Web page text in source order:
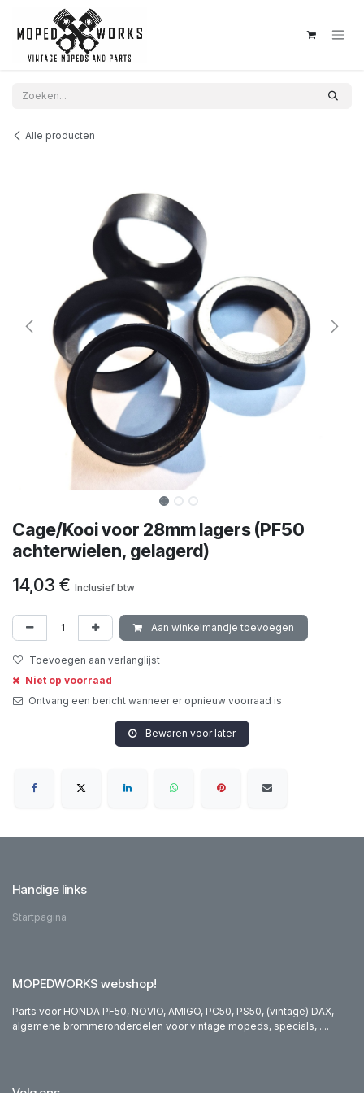
Overslaan naar inhoud
Alle producten
Cage/Kooi voor 28mm lagers (PF50
achterwielen, gelagerd)
14,03 € Inclusief btw
Aan winkelmandje toevoegen
Toevoegen aan verlanglijst
Niet op voorraad
Ontvang een bericht wanneer er opnieuw voorraad is
Bewaren voor later
Handige links
Startpagina
MOPEDWORKS webshop!
Parts voor HONDA PF50, NOVIO, AMIGO, PC50, PS50, (vintage) DAX,
algemene brommeronderdelen voor vintage mopeds, specials, ....